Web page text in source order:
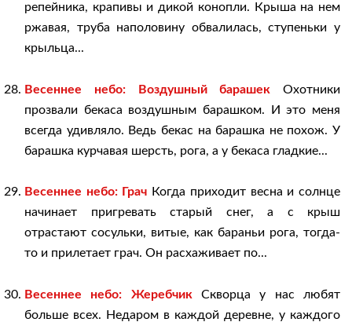
репейника, крапивы и дикой конопли. Крыша на нем
ржавая, труба наполовину обвалилась, ступеньки у
крыльца...
Весеннее небо: Воздушный барашек Охотники
прозвали бекаса воздушным барашком. И это меня
всегда удивляло. Ведь бекас на барашка не похож. У
барашка курчавая шерсть, рога, а у бекаса гладкие...
Весеннее небо: Грач Когда приходит весна и солнце
начинает пригревать старый снег, а с крыш
отрастают сосульки, витые, как бараньи рога, тогда-
то и прилетает грач. Он расхаживает по...
Весеннее небо: Жеребчик Скворца у нас любят
больше всех. Недаром в каждой деревне, у каждого